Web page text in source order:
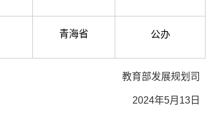
青海省 公办
教育部发展规划司
2024年5月13日